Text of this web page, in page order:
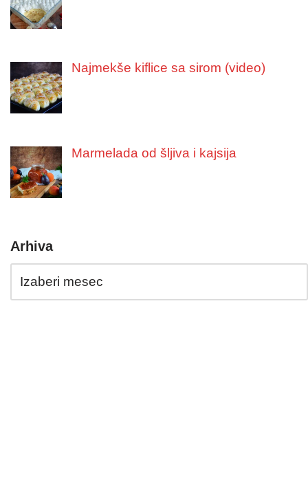
Najmekše kiflice sa sirom (video)
Marmelada od šljiva i kajsija
Arhiva